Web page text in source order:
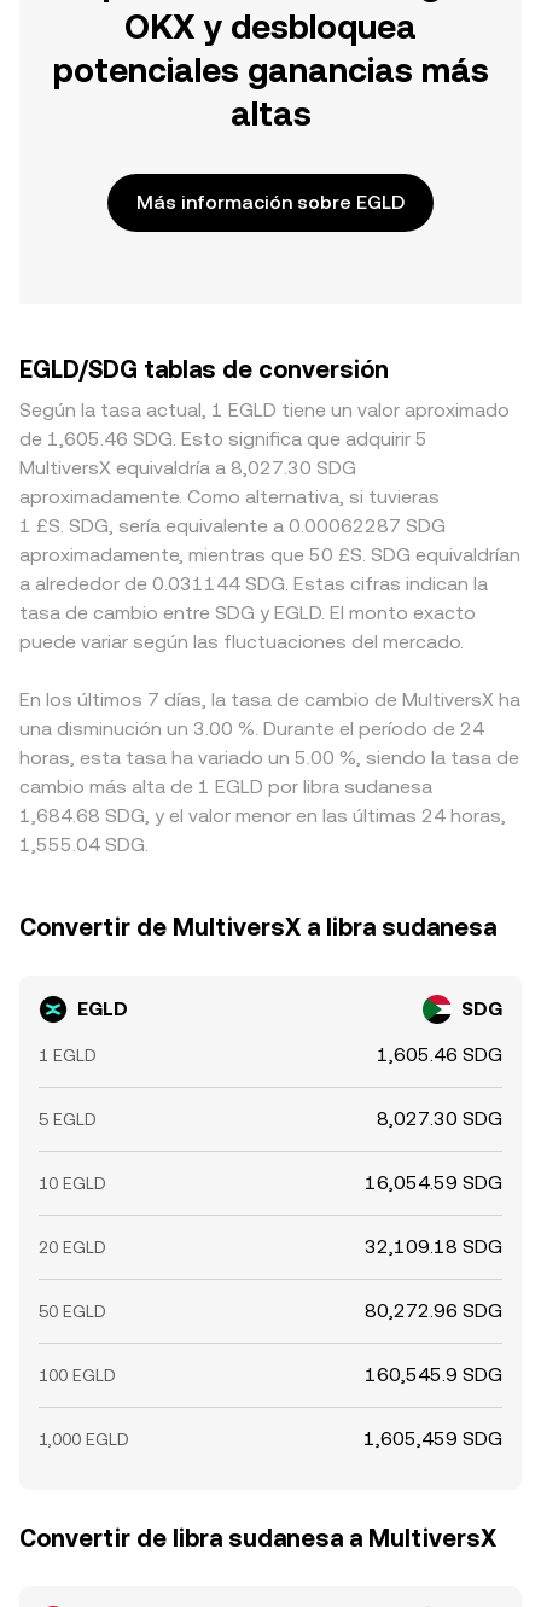
OKX y desbloquea
potenciales ganancias más
altas
Más información sobre EGLD
EGLD/SDG tablas de conversión
Según la tasa actual, 1 EGLD tiene un valor aproximado
de 1,605.46 SDG. Esto significa que adquirir 5
MultiversX equivaldría a 8,027.30 SDG
aproximadamente. Como alternativa, si tuvieras
1 £S. SDG, sería equivalente a 0.00062287 SDG
aproximadamente, mientras que 50 £S. SDG equivaldrían
a alrededor de 0.031144 SDG. Estas cifras indican la
tasa de cambio entre SDG y EGLD. El monto exacto
puede variar según las fluctuaciones del mercado.
En los últimos 7 días, la tasa de cambio de MultiversX ha
una disminución un 3.00 %. Durante el período de 24
horas, esta tasa ha variado un 5.00 %, siendo la tasa de
cambio más alta de 1 EGLD por libra sudanesa
1,684.68 SDG, y el valor menor en las últimas 24 horas,
1,555.04 SDG.
Convertir de MultiversX a libra sudanesa
EGLD SDG
1 EGLD 1,605.46 SDG
5 EGLD 8,027.30 SDG
10 EGLD 16,054.59 SDG
20 EGLD 32,109.18 SDG
50 EGLD 80,272.96 SDG
100 EGLD 160,545.9 SDG
1,000 EGLD 1,605,459 SDG
Convertir de libra sudanesa a MultiversX